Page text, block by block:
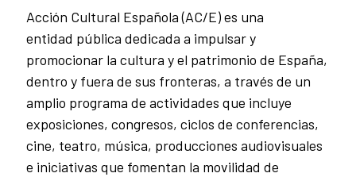
Acción Cultural Española (AC/E) es una
entidad pública dedicada a impulsar y
promocionar la cultura y el patrimonio de España,
dentro y fuera de sus fronteras, a través de un
amplio programa de actividades que incluye
exposiciones, congresos, ciclos de conferencias,
cine, teatro, música, producciones audiovisuales
e iniciativas que fomentan la movilidad de